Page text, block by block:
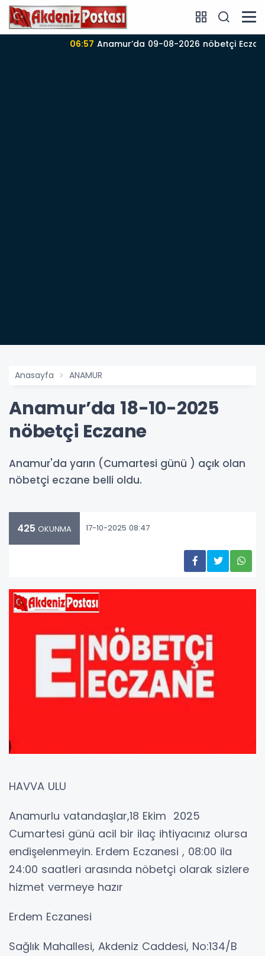
Anamur’da 09-08-2026 nöbetçi Eczane
Anasayfa ANAMUR
Anamur’da 18-10-2025
nöbetçi Eczane
Anamur'da yarın (Cumartesi günü ) açık olan
nöbetçi eczane belli oldu.
425 OKUNMA 17-10-2025 08:47
HAVVA ULU
Anamurlu vatandaşlar,18 Ekim 2025
Cumartesi günü acil bir ilaç ihtiyacınız olursa
endişelenmeyin. Erdem Eczanesi , 08:00 ila
24:00 saatleri arasında nöbetçi olarak sizlere
hizmet vermeye hazır
Erdem Eczanesi
Sağlık Mahallesi, Akdeniz Caddesi, No:134/B